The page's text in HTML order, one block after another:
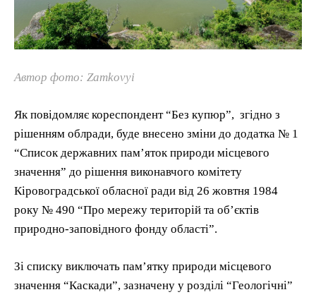
Автор фото: Zamkovyi
Як повідомляє кореспондент “Без купюр”, згідно з
рішенням облради, буде внесено зміни до додатка № 1
“Список державних пам’яток природи місцевого
значення” до рішення виконавчого комітету
Кіровоградської обласної ради від 26 жовтня 1984
року № 490 “Про мережу територій та об’єктів
природно-заповідного фонду області”.
Зі списку виключать пам’ятку природи місцевого
значення “Каскади”, зазначену у розділі “Геологічні”